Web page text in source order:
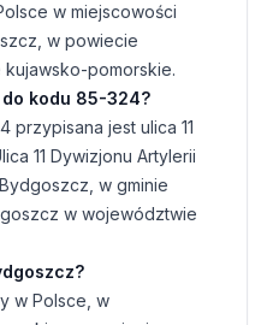
w miejscowości
w powiecie
pomorskie.
kodu 85-324?
jest ulica 11
11 Dywizjonu Artylerii
w gminie
w województwie
w Polsce, w